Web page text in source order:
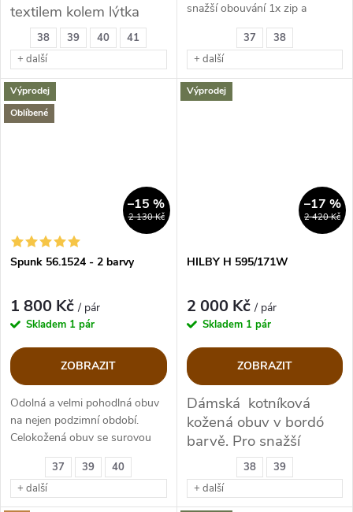
38 39 40
41
+ další
textilem kolem lýtka
37
38
+ další
snažší obouvání 1x zip a
tkaničky nártové.
Výprodej
Oblíbené
2 130 Kč
–15 %
37 39
40
+ další
Spunk 56.1524 - 2 barvy
1 800 Kč/ pár
Skladem 1 pár
ZOBRAZIT
Odolná a velmi pohodlná obuv
na nejen podzimní období.
Celokožená obuv se surovou
podešví. Měkkost kůže,
měkkost došlapu...
Výprodej
2 420 Kč
–17 %
38
39
+ další
HILBY H 595/171W
2 000 Kč/ pár
Skladem 1 pár
ZOBRAZIT
Dámská kotníková
kožená obuv v bordó
barvě. Pro snažší
obouvání 2x zip.